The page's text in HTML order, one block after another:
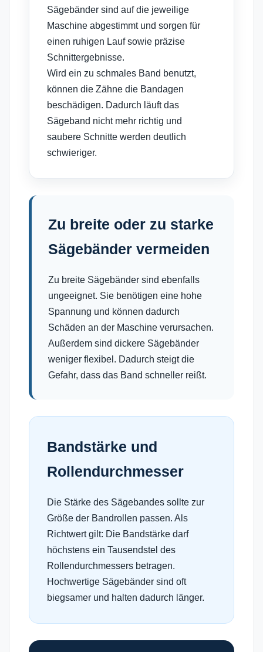
Sägebänder sind auf die jeweilige
Maschine abgestimmt und sorgen für
einen ruhigen Lauf sowie präzise
Schnittergebnisse.
Wird ein zu schmales Band benutzt,
können die Zähne die Bandagen
beschädigen. Dadurch läuft das
Sägeband nicht mehr richtig und
saubere Schnitte werden deutlich
schwieriger.
Zu breite oder zu starke
Sägebänder vermeiden
Zu breite Sägebänder sind ebenfalls
ungeeignet. Sie benötigen eine hohe
Spannung und können dadurch
Schäden an der Maschine verursachen.
Außerdem sind dickere Sägebänder
weniger flexibel. Dadurch steigt die
Gefahr, dass das Band schneller reißt.
Bandstärke und
Rollendurchmesser
Die Stärke des Sägebandes sollte zur
Größe der Bandrollen passen. Als
Richtwert gilt: Die Bandstärke darf
höchstens ein Tausendstel des
Rollendurchmessers betragen.
Hochwertige Sägebänder sind oft
biegsamer und halten dadurch länger.